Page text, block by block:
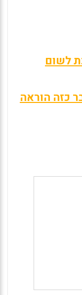
לשום
כזה הוראה